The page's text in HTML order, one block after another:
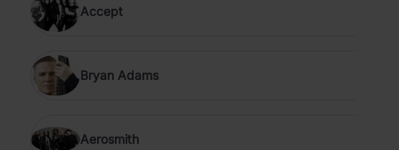
Accept
Bryan Adams
Aerosmith